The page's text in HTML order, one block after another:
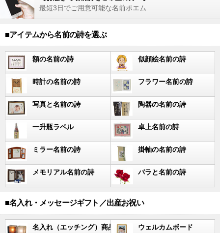
最短3日でご用意可能な名前ポエム
■アイテムから名前の詩を選ぶ
額の名前の詩 似顔絵名前の詩
時計の名前の詩 フラワー名前の詩
写真と名前の詩 陶器の名前の詩
一升瓶ラベル 卓上名前の詩
ミラー名前の詩 掛軸の名前の詩
メモリアル名前の詩 バラと名前の詩
■名入れ・メッセージギフト／出産お祝い
名入れ（エッチング）商品 ウェルカムボード